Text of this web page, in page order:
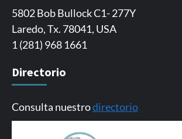
5802 Bob Bullock C1- 277Y
Laredo, Tx. 78041, USA
1 (281) 968 1661
Directorio
Consulta nuestrodirectorio